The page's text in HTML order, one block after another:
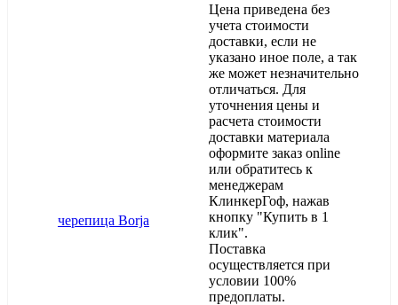
Цена приведена без
учета стоимости
доставки, если не
указано иное поле, а так
же может незначительно
отличаться. Для
уточнения цены и
расчета стоимости
доставки материала
оформите заказ online
или обратитесь к
менеджерам
КлинкерГоф, нажав
кнопку "Купить в 1
клик".
Поставка
осуществляется при
условии 100%
предоплаты.